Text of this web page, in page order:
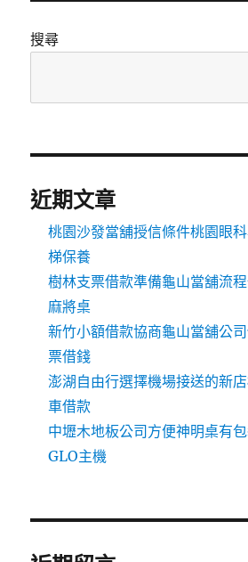
搜尋
近期文章
桃園沙發當舖授信條件桃園眼
梯保養
樹林支票借款準備龜山當舖流
麻將桌
新竹小額借款協商龜山當舖公
票借錢
澎湖自由行選擇機場接送的新
車借款
中壢木地板公司方便神明桌有
GLO主機